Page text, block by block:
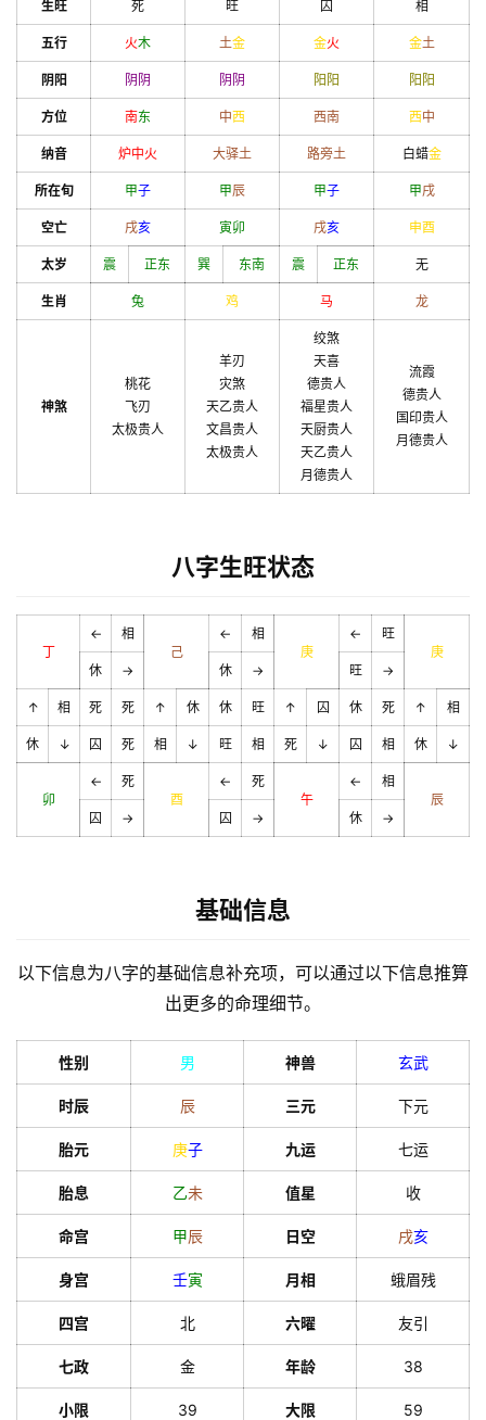
生旺 死 旺 囚 相
五行 火木 土金 金火 金土
阴阳 阴 阴 阴 阴 阳 阳 阳 阳
方位 南东 中西 西南 西中
纳音 炉中火 大驿土 路旁土 白蜡金
所在旬 甲子 甲辰 甲子 甲戌
空亡 戌亥 寅卯 戌亥 申酉
太岁 震 正东 巽 东南 震 正东 无
生肖 兔 鸡 马 龙
神煞
桃花
飞刃
太极贵人
羊刃
灾煞
天乙贵人
文昌贵人
太极贵人
绞煞
天喜
德贵人
福星贵人
天厨贵人
天乙贵人
月德贵人
流霞
德贵人
国印贵人
月德贵人
八字生旺状态
丁
←
相
己
←
相
庚
←
旺
庚
休
→ 休 → 旺 →
↑ 相 死 死 ↑ 休 休 旺 ↑ 囚 休 死 ↑ 相
休 ↓ 囚 死 相 ↓ 旺 相 死 ↓ 囚 相 休 ↓
卯
←
死
酉
←
死
午
←
相
辰
囚
→ 囚 → 休 →
基础信息
以下信息为八字的基础信息补充项，可以通过以下信息推算
出更多的命理细节。
性别 男 神兽 玄武
时辰 辰 三元 下元
胎元 庚子 九运 七运
胎息 乙未 值星 收
命宫 甲辰 日空 戌亥
身宫 壬寅 月相 蛾眉残
四宫 北 六曜 友引
七政 金 年龄 38
小限 39 大限 59